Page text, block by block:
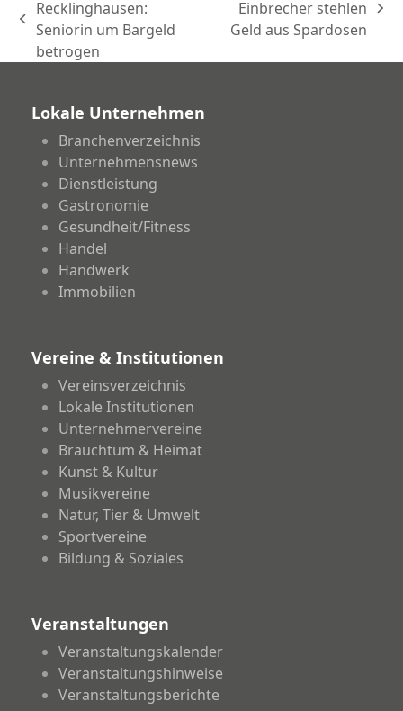
vorheriger
Beitrag:
Recklinghausen:
Seniorin um Bargeld
betrogen
Nächster
Beitrag:
Einbrecher stehlen
Geld aus Spardosen
Lokale Unternehmen
Branchenverzeichnis
Unternehmensnews
Dienstleistung
Gastronomie
Gesundheit/Fitness
Handel
Handwerk
Immobilien
Vereine & Institutionen
Vereinsverzeichnis
Lokale Institutionen
Unternehmervereine
Brauchtum & Heimat
Kunst & Kultur
Musikvereine
Natur, Tier & Umwelt
Sportvereine
Bildung & Soziales
Veranstaltungen
Veranstaltungskalender
Veranstaltungshinweise
Veranstaltungsberichte